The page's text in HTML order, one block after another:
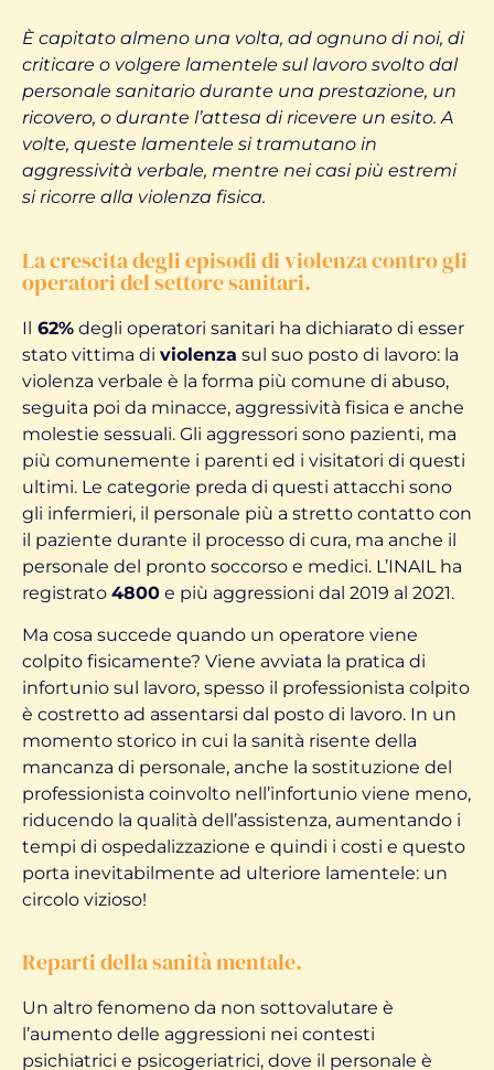
È capitato almeno una volta, ad ognuno di noi, di
criticare o volgere lamentele sul lavoro svolto dal
personale sanitario durante una prestazione, un
ricovero, o durante l’attesa di ricevere un esito. A
volte, queste lamentele si tramutano in
aggressività verbale, mentre nei casi più estremi
si ricorre alla violenza fisica.
La crescita degli episodi di violenza contro gli
operatori del settore sanitari.
Il 62% degli operatori sanitari ha dichiarato di esser
stato vittima di violenza sul suo posto di lavoro: la
violenza verbale è la forma più comune di abuso,
seguita poi da minacce, aggressività fisica e anche
molestie sessuali. Gli aggressori sono pazienti, ma
più comunemente i parenti ed i visitatori di questi
ultimi. Le categorie preda di questi attacchi sono
gli infermieri, il personale più a stretto contatto con
il paziente durante il processo di cura, ma anche il
personale del pronto soccorso e medici. L’INAIL ha
registrato 4800 e più aggressioni dal 2019 al 2021.
Ma cosa succede quando un operatore viene
colpito fisicamente? Viene avviata la pratica di
infortunio sul lavoro, spesso il professionista colpito
è costretto ad assentarsi dal posto di lavoro. In un
momento storico in cui la sanità risente della
mancanza di personale, anche la sostituzione del
professionista coinvolto nell’infortunio viene meno,
riducendo la qualità dell’assistenza, aumentando i
tempi di ospedalizzazione e quindi i costi e questo
porta inevitabilmente ad ulteriore lamentele: un
circolo vizioso!
Reparti della sanità mentale.
Un altro fenomeno da non sottovalutare è
l’aumento delle aggressioni nei contesti
psichiatrici e psicogeriatrici, dove il personale è